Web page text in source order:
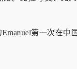
第一次在中